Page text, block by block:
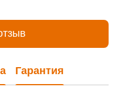
Гарантия